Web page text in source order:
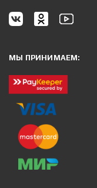
МЫ ПРИНИМАЕМ: